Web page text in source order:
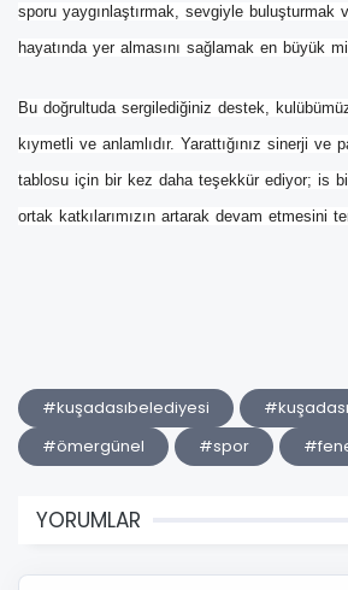
sporu yaygınlaştırmak, sevgiyle buluşturmak
hayatında yer almasını sağlamak en büyük
Bu doğrultuda sergilediğiniz destek,
kıymetli ve anlamlıdır. Yarattığınız sinerji ve
tablosu için bir kez daha teşekkür ediyor; is
ortak katkılarımızın artarak devam etmesini
#kuşadasıbelediyesi
#kuşadası
#ömergünel
#spor
YORUMLAR